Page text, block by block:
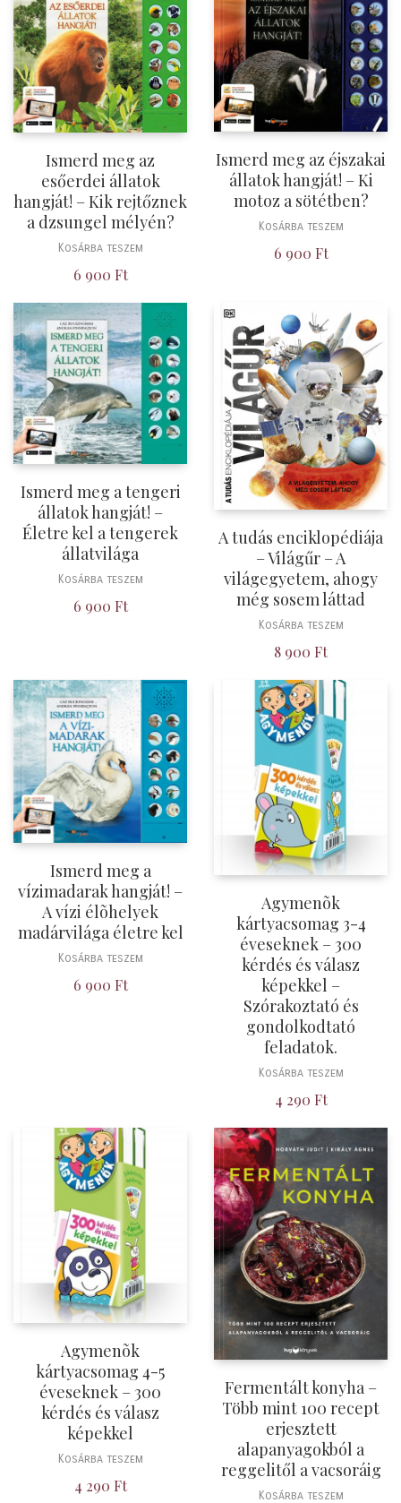
Ismerd meg az
esőerdei állatok
hangját! – Kik rejtőznek
a dzsungel mélyén?
Kosárba teszem
6 900 Ft
Ismerd meg az éjszakai
állatok hangját! – Ki
motoz a sötétben?
Kosárba teszem
6 900 Ft
Ismerd meg a tengeri
állatok hangját! –
Életre kel a tengerek
állatvilága
Kosárba teszem
6 900 Ft
A tudás enciklopédiája
– Világűr – A
világegyetem, ahogy
még sosem láttad
Kosárba teszem
8 900 Ft
Ismerd meg a
vízimadarak hangját! –
A vízi élõhelyek
madárvilága életre kel
Kosárba teszem
6 900 Ft
Agymenõk
kártyacsomag 3-4
éveseknek – 300
kérdés és válasz
képekkel –
Szórakoztató és
gondolkodtató
feladatok.
Kosárba teszem
4 290 Ft
Agymenõk
kártyacsomag 4-5
éveseknek – 300
kérdés és válasz
képekkel
Kosárba teszem
4 290 Ft
Fermentált konyha –
Több mint 100 recept
erjesztett
alapanyagokból a
reggelitől a vacsoráig
Kosárba teszem